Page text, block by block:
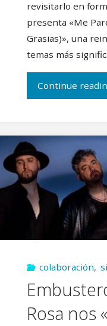
revisitarlo en
presenta «Me
Grasias)», una
temas más
Continue
colaboración,
Rosa nos